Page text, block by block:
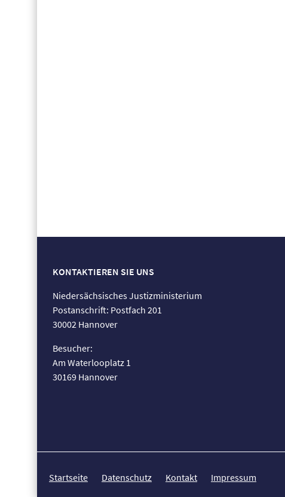
KONTAKTIEREN SIE UNS
Niedersächsisches Justizministerium
Postanschrift: Postfach 201
30002 Hannover
Besucher:
Am Waterlooplatz 1
30169 Hannover
Startseite Datenschutz Kontakt Impressum